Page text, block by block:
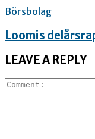
Börsbolag
Loomis
LEAVE A REPLY